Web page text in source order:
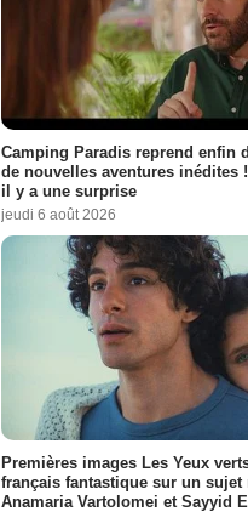
Camping Paradis reprend enfin
de nouvelles aventures inédites
il y a une surprise
jeudi 6 août 2026
Premières images Les Yeux
français fantastique sur un sujet
Anamaria Vartolomei et Sayyid